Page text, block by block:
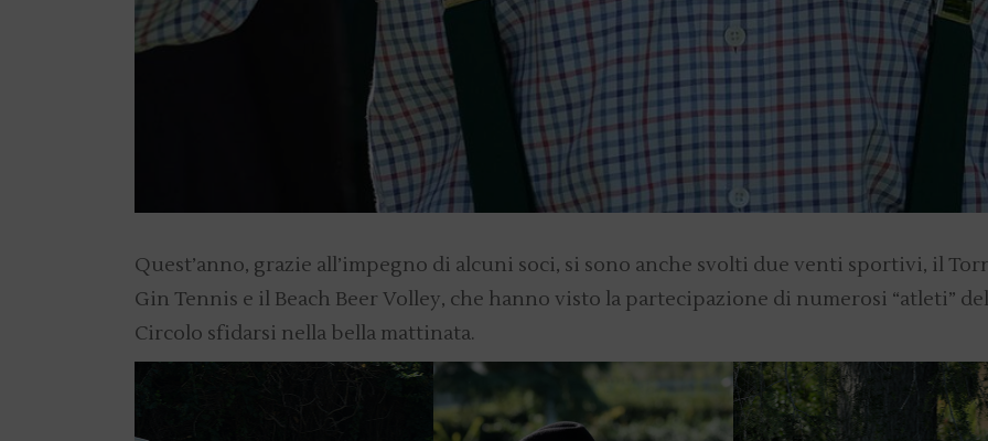
Quest’anno, grazie all’impegno di alcuni soci, si sono anche svolti due venti sportivi, il
Gin Tennis e il Beach Beer Volley, che hanno visto la partecipazione di numerosi “atleti” del
Circolo sfidarsi nella bella mattinata.